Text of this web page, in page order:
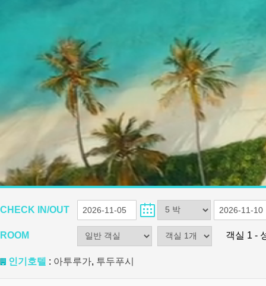
CHECK IN/OUT
ROOM 객실 1 -
인기호텔 : 아투루가, 투두푸시